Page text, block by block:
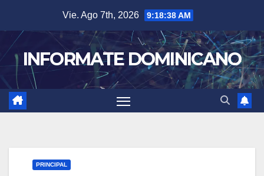
content
Vie. Ago 7th, 2026 9:18:39 AM
INFORMATE DOMINICANO
PRINCIPAL